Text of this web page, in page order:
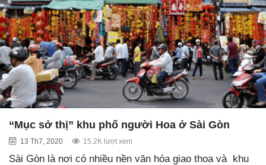
“Mục sở thị” khu phố người Hoa ở Sài Gòn
13 Th7, 2020 15.2K lượt xem
Sài Gòn là nơi có nhiều nền văn hóa giao thoa và khu